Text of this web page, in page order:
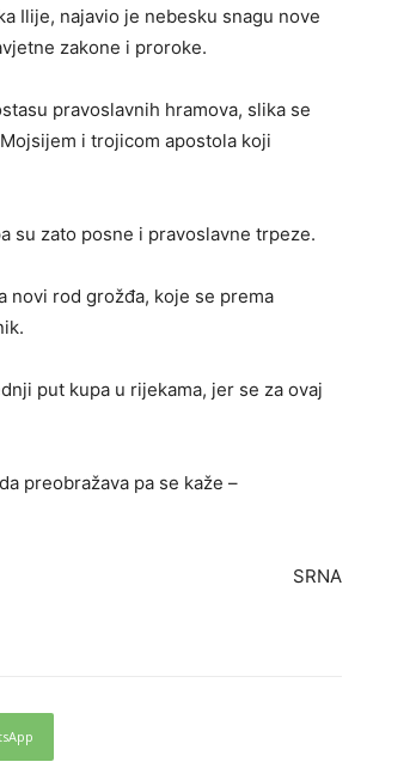
Ilije, najavio je nebesku snagu nove
zakone i proroke.
pravoslavnih hramova, slika se
i trojicom apostola koji
su zato posne i pravoslavne trpeze.
novi rod grožđa, koje se prema
put kupa u rijekama, jer se za ovaj
preobražava pa se kaže –
SRNA